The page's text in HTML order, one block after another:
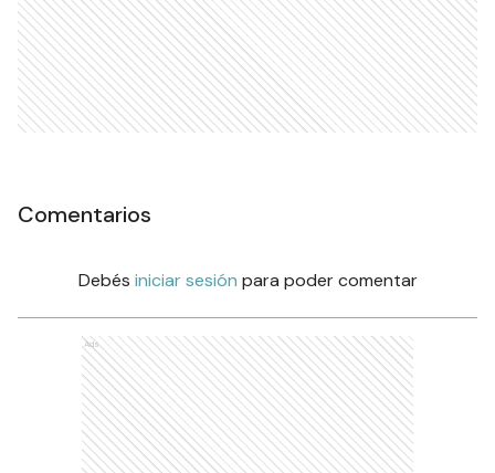
Comentarios
Debés iniciar sesión para poder comentar
Ads